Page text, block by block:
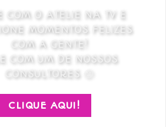
COM O ATELIE NA TV E
MOMENTOS FELIZES
COM A GENTE!
COM UM DE NOSSOS
CONSULTORES 🙂
CLIQUE AQUI!